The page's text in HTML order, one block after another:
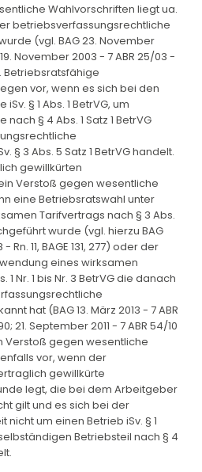
Wahlvorschriften liegt ua.
betriebsverfassungsrechtliche
(vgl. BAG 23. November
19. November 2003 - 7 ABR 25/03 -
Betriebsratsfähige
vor, wenn es sich bei den
§ 1 Abs. 1 BetrVG, um
§ 4 Abs. 1 Satz 1 BetrVG
§ 3 Abs. 5 Satz 1 BetrVG handelt.
gewillkürten
Verstoß gegen wesentliche
eine Betriebsratswahl unter
Tarifvertrags nach § 3 Abs.
wurde (vgl. hierzu BAG
Rn. 11, BAGE 131, 277) oder der
eines wirksamen
Nr. 1 bis Nr. 3 BetrVG die danach
hat (BAG 13. März 2013 - 7 ABR
21. September 2011 - 7 ABR 54/10
Verstoß gegen wesentliche
vor, wenn der
gewillkürte
legt, die bei dem Arbeitgeber
gilt und es sich bei der
um einen Betrieb iSv. § 1
Betriebsteil nach § 4